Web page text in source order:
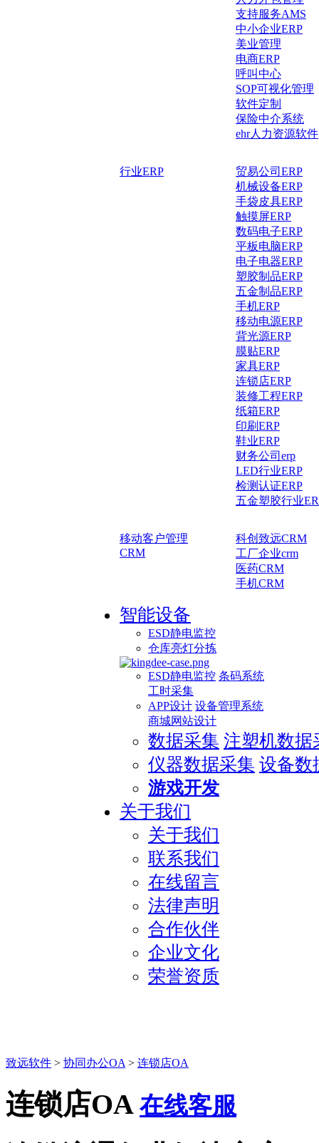
支持服务AMS
中小企业ERP
美业管理
电商ERP
呼叫中心
SOP可视化管理
软件定制
保险中介系统
ehr人力资源软件
行业ERP
贸易公司ERP
机械设备ERP
手袋皮具ERP
触摸屏ERP
数码电子ERP
平板电脑ERP
电子电器ERP
塑胶制品ERP
五金制品ERP
手机ERP
移动电源ERP
背光源ERP
膜贴ERP
家具ERP
连锁店ERP
装修工程ERP
纸箱ERP
印刷ERP
鞋业ERP
财务公司erp
LED行业ERP
检测认证ERP
五金塑胶行业
移动客户管理
CRM
科创致远CRM
工厂企业crm
医药CRM
手机CRM
智能设备
ESD静电监控
仓库亮灯分拣
ESD静电监控 条码系统
工时采集
APP设计 设备管理系统
商城网站设计
数据采集 注塑机数据
仪器数据采集 设备数
游戏开发
关于我们
关于我们
联系我们
在线留言
法律声明
合作伙伴
企业文化
荣誉资质
致远软件 > 协同办公OA > 连锁店OA
连锁店OA 在线客服